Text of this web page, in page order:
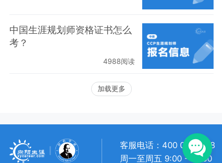
中国生涯规划师资格证书怎么
考？
4988阅读
加载更多
客服电话：400 057 1108
周一至周五 9:00 - 18:00